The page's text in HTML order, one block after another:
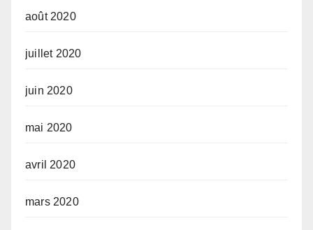
août 2020
juillet 2020
juin 2020
mai 2020
avril 2020
mars 2020